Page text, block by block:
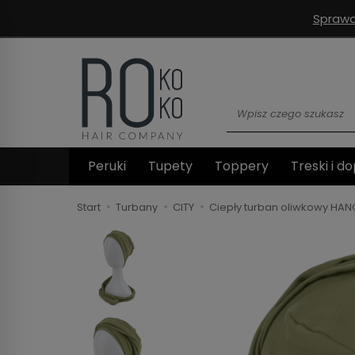
Peruki Tupety Toppery Treski i
Start Turbany CITY Ciepły turban oliwkowy